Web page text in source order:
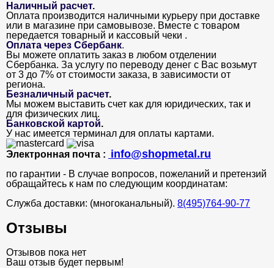
Наличный расчет.
Оплата производится наличными курьеру при доставке
или в магазине при самовывозе. Вместе с товаром
передается товарный и кассовый чеки .
Оплата через Сбербанк.
Вы можете оплатить заказ в любом отделении
Сбербанка. За услугу по переводу денег с Вас возьмут
от 3 до 7% от стоимости заказа, в зависимости от
региона.
Безналичный расчет.
Мы можем выставить счет как для юридических, так и
для физических лиц.
Банковской картой.
У нас имеется терминал для оплаты картами.
Электронная почта : info@shopmetal.ru
по гарантии - В случае вопросов, пожеланий и претензий
обращайтесь к нам по следующим координатам:
Служба доставки: (многоканальный). 8(495)764-90-77
Отзывы
Отзывов пока нет
Ваш отзыв будет первым!